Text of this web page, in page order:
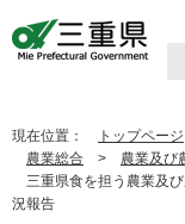
現在位置： トップページ
農業総合 > 農業及び
三重県食を担う農業及
況報告